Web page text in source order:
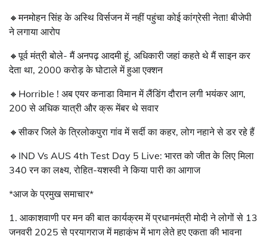
🔸मनमोहन सिंह के अस्थि विर्सजन में नहीं पहुंचा कोई कांग्रेसी नेता! बीजेपी
ने लगाया आरोप
🔸पूर्व मंत्री बोले- मैं अनपढ़ आदमी हूं, अधिकारी जहां कहते थे मैं साइन कर
देता था, 2000 करोड़ के घोटाले में हुआ एक्शन
🔸Horrible ! अब एयर कनाडा विमान में लैंडिंग दौरान लगी भयंकर आग,
200 से अधिक यात्री और क्रू मेंबर थे सवार
🔸सीकर जिले के त्रिलोकपुरा गांव में सर्दी का कहर, लोग नहाने से डर रहे हैं
🔹IND Vs AUS 4th Test Day 5 Live: भारत को जीत के लिए मिला
340 रन का लक्ष्य, रोहित-यशस्वी ने किया पारी का आगाज
*आज के प्रमुख समाचार*
1. आकाशवाणी पर मन की बात कार्यक्रम में प्रधानमंत्री मोदी ने लोगों से 13
जनवरी 2025 से प्रयागराज में महाकुंभ में भाग लेते हुए एकता की भावना